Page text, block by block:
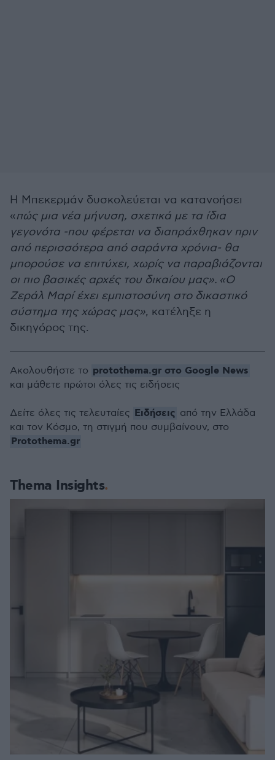
Η Μπεκερμάν δυσκολεύεται να κατανοήσει
«πώς μια νέα μήνυση, σχετικά με τα ίδια
γεγονότα -που φέρεται να διαπράχθηκαν πριν
από περισσότερα από σαράντα χρόνια- θα
μπορούσε να επιτύχει, χωρίς να παραβιάζονται
οι πιο βασικές αρχές του δικαίου μας». «Ο
Ζεράλ Μαρί έχει εμπιστοσύνη στο δικαστικό
σύστημα της χώρας μας», κατέληξε η
δικηγόρος της.
Thema Insights
Ακολουθήστε το protothema.gr στο Google News
και μάθετε πρώτοι όλες τις ειδήσεις
Δείτε όλες τις τελευταίες Ειδήσεις από την Ελλάδα
και τον Κόσμο, τη στιγμή που συμβαίνουν, στο
Protothema.gr